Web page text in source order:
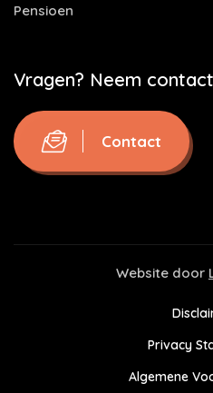
Pensioen
Vragen? Neem
Contact
Website door
Privacy
Algemene